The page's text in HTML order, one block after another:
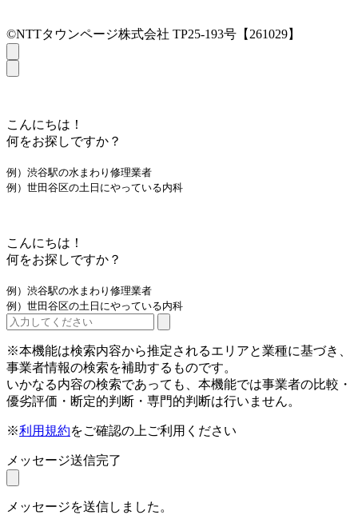
©NTTタウンページ株式会社 TP25-193号【261029】
こんにちは！
何をお探しですか？
例）渋谷駅の水まわり修理業者
例）世田谷区の土日にやっている内科
こんにちは！
何をお探しですか？
例）渋谷駅の水まわり修理業者
例）世田谷区の土日にやっている内科
※本機能は検索内容から推定されるエリアと業種に基づき、
事業者情報の検索を補助するものです。
いかなる内容の検索であっても、本機能では事業者の比較・
優劣評価・断定的判断・専門的判断は行いません。
※利用規約をご確認の上ご利用ください
メッセージ送信完了
メッセージを送信しました。